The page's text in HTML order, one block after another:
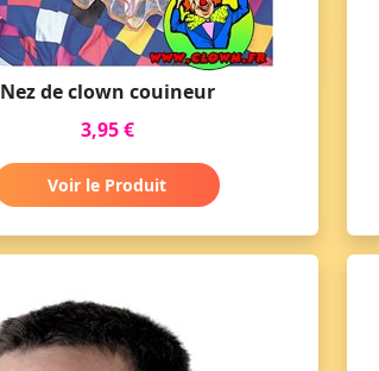
Nez de clown couineur
3,95 €
Voir le Produit